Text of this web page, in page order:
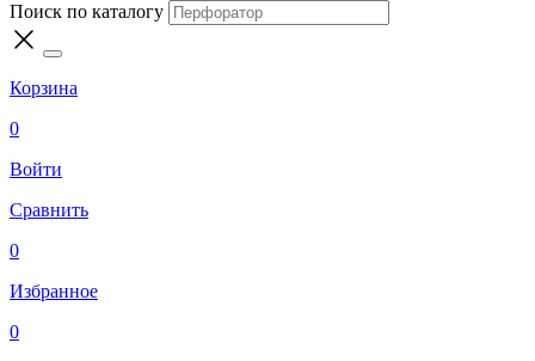
Поиск по каталогу
Корзина
0
Войти
Сравнить
0
Избранное
0